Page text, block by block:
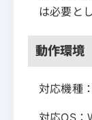
は必要と
動作環境
対応機種
対応OS